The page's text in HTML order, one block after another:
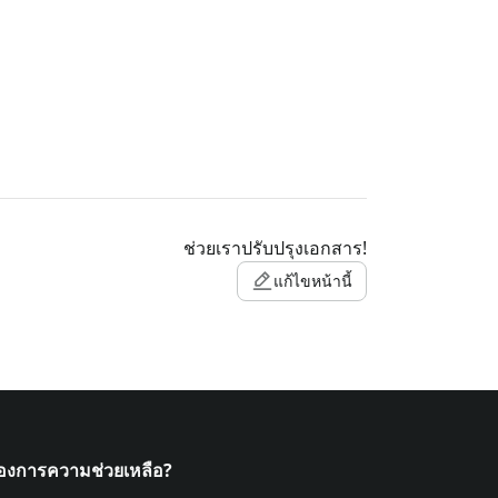
ช่วยเราปรับปรุงเอกสาร!
แก้ไขหน้านี้
งการความช่วยเหลือ?